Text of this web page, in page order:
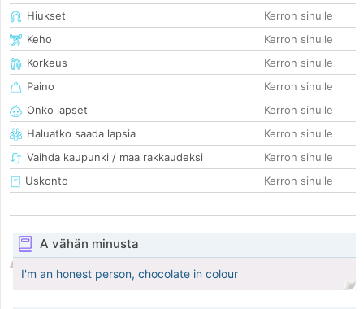
Hiukset
Kerron sinulle
Keho
Kerron sinulle
Korkeus
Kerron sinulle
Paino
Kerron sinulle
Onko lapset
Kerron sinulle
Haluatko saada lapsia
Kerron sinulle
Vaihda kaupunki / maa rakkaudeksi
Kerron sinulle
Uskonto
Kerron sinulle
A vähän minusta
I'm an honest person, chocolate in colour